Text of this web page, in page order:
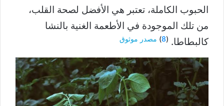
الحبوب الكاملة، تعتبر هي الأفضل لصحة القلب،
من تلك الموجودة في الأطعمة الغنية بالنشا
كالبطاطا. (
8
) مصدر موثوق